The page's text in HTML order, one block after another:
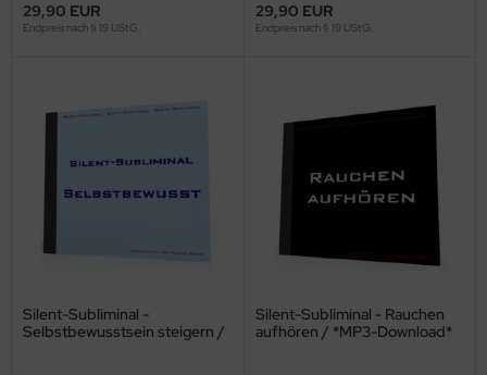
29,90 EUR
Endpreis nach § 19 UStG.
29,90 EUR
Endpreis nach § 19 UStG.
Silent-Subliminal -
Selbstbewusstsein steigern /
Silent-Subliminal - Rauchen
aufhören / *MP3-Download*